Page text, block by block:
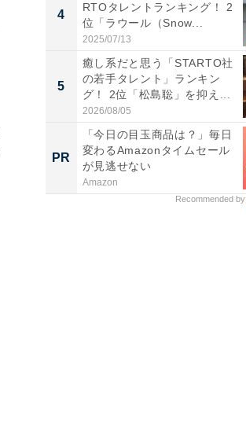
4
RTOタレントランキング！ 2
位「ラウール（Snow...
2025/07/13
5
癒し系だと思う「STARTO社
の若手タレント」ランキン
グ！ 2位「松島聡」を抑え...
2026/08/05
PR
「今日の目玉商品は？」毎日
変わるAmazonタイムセール
が見逃せない
Amazon
Recommended by